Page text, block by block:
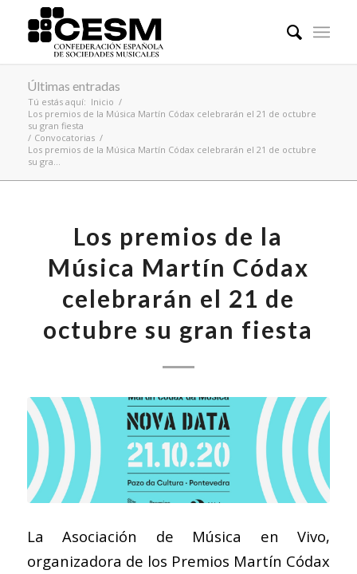
Últimas entradas
Tú estás aquí: Inicio /
Los premios de la Música Martín Códax celebrarán el 21 de octubre
su gran fiesta
/ Convocatorias /
Los premios de la Música Martín Códax celebrarán el 21 de octubre
su gra...
Los premios de la
Música Martín Códax
celebrarán el 21 de
octubre su gran fiesta
La Asociación de Música en Vivo,
organizadora de los Premios Martín Códax